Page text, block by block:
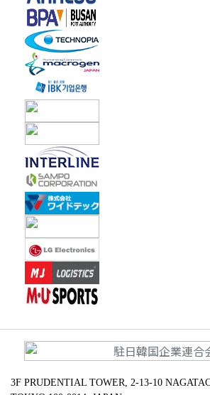
3F PRUDENTIAL TOWER, 2-13-10